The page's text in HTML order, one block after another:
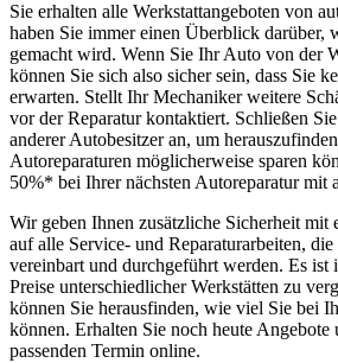
Sie erhalten alle Werkstattangeboten von
haben Sie immer einen Überblick darüber,
gemacht wird. Wenn Sie Ihr Auto von der
können Sie sich also sicher sein, dass Sie
erwarten. Stellt Ihr Mechaniker weitere
vor der Reparatur kontaktiert. Schließen
anderer Autobesitzer an, um
Autoreparaturen möglicherweise sparen
50%* bei Ihrer nächsten Autoreparatur mit
Wir geben Ihnen zusätzliche Sicherheit mit
auf alle Service- und Reparaturarbeiten,
vereinbart und durchgeführt werden. Es ist
Preise unterschiedlicher Werkstätten zu
können Sie herausfinden, wie viel Sie bei
können. Erhalten Sie noch heute Angebote
passenden Termin online.